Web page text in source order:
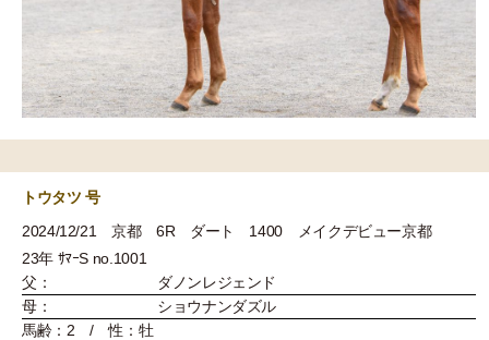
トウタツ 号
2024/12/21 京都 6R ダート 1400 メイクデビュー京都
23年 ｻﾏｰS no.1001
父：
ダノンレジェンド
母：
ショウナンダズル
馬齢：2 / 性：牡